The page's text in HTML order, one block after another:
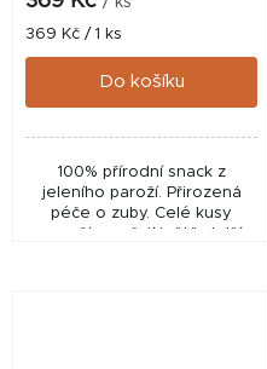
Měrná
cena:
369 Kč / 1 ks
Do košíku
100% přírodní snack z
jeleního paroží. Přirozená
péče o zuby. Celé kusy
paroží zaručují ještě delší